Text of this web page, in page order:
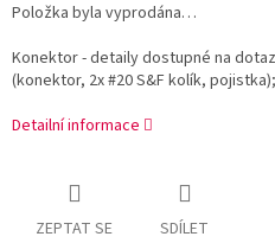
Položka byla vyprodána…
Konektor - detaily dostupné na
(konektor, 2x #20 S&F kolík,
Detailní informace
ZEPTAT SE SDÍLET